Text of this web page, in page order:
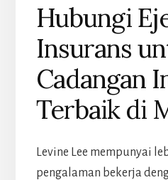
Hubungi
Insurans
Cadangan
Terbaik di
Levine Lee mempunyai
pengalaman bekerja